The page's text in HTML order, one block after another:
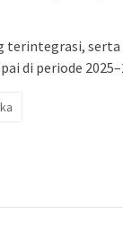
terintegrasi,
di periode